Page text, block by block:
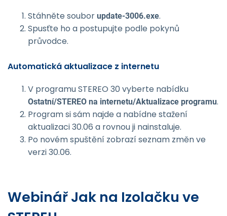
Stáhněte soubor update-3006.exe.
Spusťte ho a postupujte podle pokynů
průvodce.
Automatická aktualizace z internetu
V programu STEREO 30 vyberte nabídku
Ostatní/STEREO na internetu/Aktu­alizace programu.
Program si sám najde a nabídne stažení
aktualizaci 30.06 a rovnou ji nainstaluje.
Po novém spuštění zobrazí seznam změn ve
verzi 30.06.
Webinář Jak na Izolačku ve